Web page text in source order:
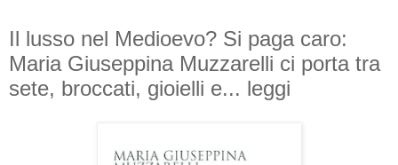
Il lusso nel Medioevo? Si paga caro:
Maria Giuseppina Muzzarelli ci porta tra
sete, broccati, gioielli e... leggi